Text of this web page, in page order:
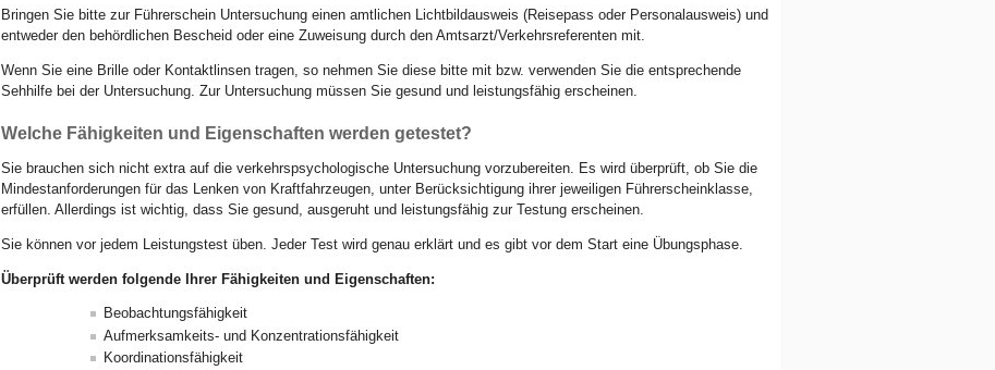
Bringen Sie bitte zur Führerschein Untersuchung einen amtlichen Lichtbildausweis (Reisepass oder Personalausweis) und
entweder den behördlichen Bescheid oder eine Zuweisung durch den Amtsarzt/Verkehrsreferenten mit.
Wenn Sie eine Brille oder Kontaktlinsen tragen, so nehmen Sie diese bitte mit bzw. verwenden Sie die entsprechende
Sehhilfe bei der Untersuchung. Zur Untersuchung müssen Sie gesund und leistungsfähig erscheinen.
Welche Fähigkeiten und Eigenschaften werden getestet?
Sie brauchen sich nicht extra auf die verkehrspsychologische Untersuchung vorzubereiten. Es wird überprüft, ob Sie die
Mindestanforderungen für das Lenken von Kraftfahrzeugen, unter Berücksichtigung ihrer jeweiligen Führerscheinklasse,
erfüllen. Allerdings ist wichtig, dass Sie gesund, ausgeruht und leistungsfähig zur Testung erscheinen.
Sie können vor jedem Leistungstest üben. Jeder Test wird genau erklärt und es gibt vor dem Start eine Übungsphase.
Überprüft werden folgende Ihrer Fähigkeiten und Eigenschaften:
Beobachtungsfähigkeit
Aufmerksamkeits- und Konzentrationsfähigkeit
Koordinationsfähigkeit